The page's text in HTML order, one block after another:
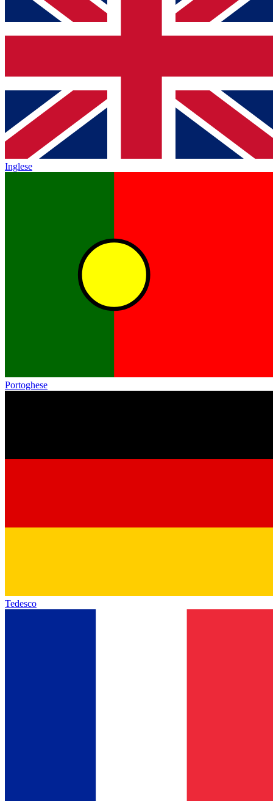
Inglese
Portoghese
Tedesco